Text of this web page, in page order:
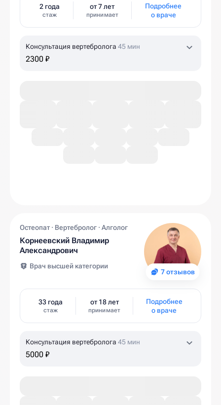
2 года
стаж
от 7 лет
принимает
Подробнее
о враче
Консультация вертебролога 45 мин
2300 ₽
7 отзывов
Остеопат · Вертебролог · Алголог
Корнеевский Владимир
Александрович
Врач высшей категории
33 года
стаж
от 18 лет
принимает
Подробнее
о враче
Консультация вертебролога 45 мин
5000 ₽